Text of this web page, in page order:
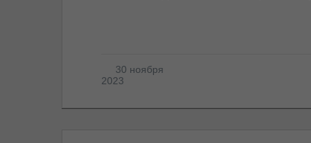
30 ноября
2023